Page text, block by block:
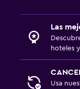
Las
hoteles
Usa